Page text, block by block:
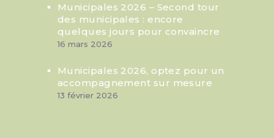
Municipales 2026 – Second tour
des municipales : encore
quelques jours pour convaincre
16 mars 2026
Municipales 2026, optez pour un
accompagnement sur mesure
13 février 2026